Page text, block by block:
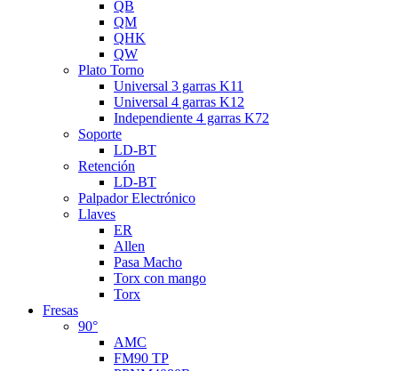
QB
QM
QHK
QW
Plato Torno
Universal 3 garras K11
Universal 4 garras K12
Independiente 4 garras K72
Soporte
LD-BT
Retención
LD-BT
Palpador Electrónico
Llaves
ER
Allen
Pasa Macho
Torx con mango
Torx
Fresas
90°
AMC
FM90 TP